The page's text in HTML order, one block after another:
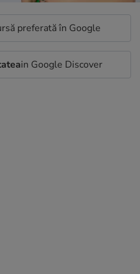
preferată în Google
in Google Discover